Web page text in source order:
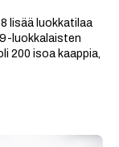
lisää luokkatilaa
luokkalaisten
200 isoa kaappia,